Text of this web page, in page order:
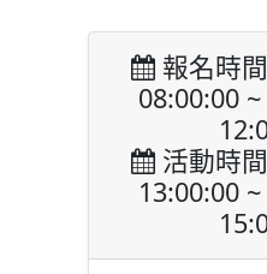
報名時
08:00:00
活動時
13:00:00